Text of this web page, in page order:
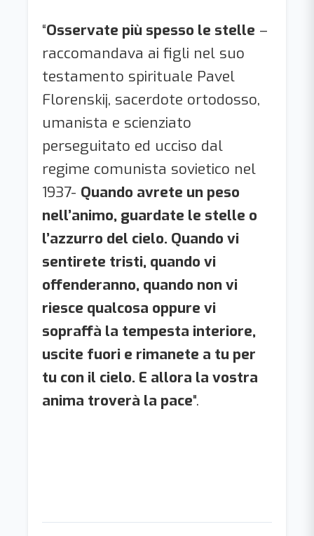
“Osservate più spesso le stelle –
raccomandava ai figli nel suo
testamento spirituale Pavel
Florenskij, sacerdote ortodosso,
umanista e scienziato
perseguitato ed ucciso dal
regime comunista sovietico nel
1937- Quando avrete un peso
nell’animo, guardate le stelle o
l’azzurro del cielo. Quando vi
sentirete tristi, quando vi
offenderanno, quando non vi
riesce qualcosa oppure vi
sopraffà la tempesta interiore,
uscite fuori e rimanete a tu per
tu con il cielo. E allora la vostra
anima troverà la pace".